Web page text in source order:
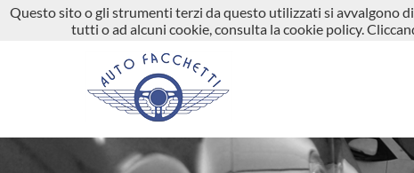
035 664386 info@autofacchetti.it Via
Questo sito o gli strumenti terzi da questo utilizzati si avvalgono
tutti o ad alcuni cookie, consulta la cookie policy.